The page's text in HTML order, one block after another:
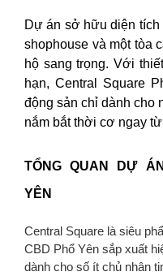
Dự án sở hữu diện tích
shophouse và một tòa
hộ sang trọng. Với
hạn, Central Square
động sản chỉ dành cho
nắm bắt thời cơ ngay
TỔNG QUAN DỰ
YÊN
Central Square là siêu
CBD Phổ Yên sắp xuất
dành cho số ít chủ nhân